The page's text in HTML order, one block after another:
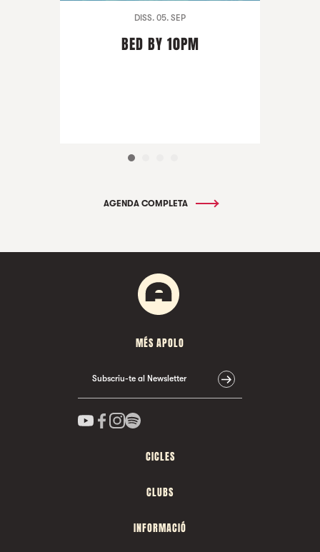
DISS. 05. SEP
BED BY 10PM
AGENDA COMPLETA
MÉS APOLO
Subscriu-te al Newsletter
CICLES
CLUBS
INFORMACIÓ